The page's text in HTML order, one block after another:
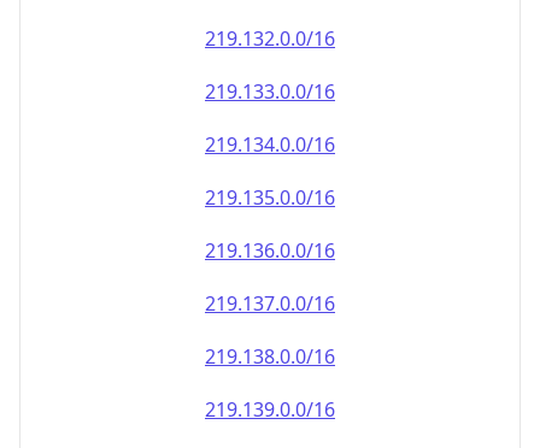
219.132.0.0/16
219.133.0.0/16
219.134.0.0/16
219.135.0.0/16
219.136.0.0/16
219.137.0.0/16
219.138.0.0/16
219.139.0.0/16